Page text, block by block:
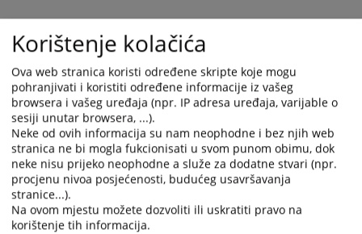
Kontakt telefoni:
Centrala suda: 037/222-201
Fax: 037/222-566
Upisnik suda: 037/222-282
E-mail:ksud-bihac@pravosudje.ba
9676 PREGLEDA
Korištenje kolačića
Ova web stranica koristi određene skripte koje mogu
pohranjivati i koristiti određene informacije iz vašeg
browsera i vašeg uređaja (npr. IP adresa uređaja, varijable o
sesiji unutar browsera, ...).
Neke od ovih informacija su nam neophodne i bez njih web
stranica ne bi mogla fukcionisati u svom punom obimu, dok
neke nisu prijeko neophodne a služe za dodatne stvari (npr.
procjenu nivoa posjećenosti, budućeg usavršavanja
stranice...).
Na ovom mjestu možete dozvoliti ili uskratiti pravo na
korištenje tih informacija.